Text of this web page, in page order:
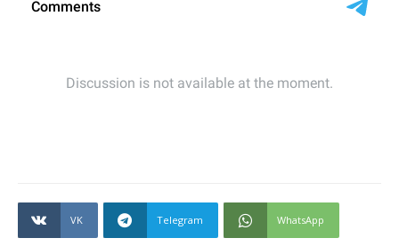
VK Telegram WhatsApp